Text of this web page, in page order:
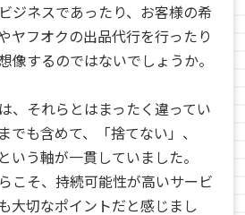
ジネスであったり、お客様の希
ヤフオクの出品代行を行ったり
像するのではないでしょうか。
、それらとはまったく違ってい
でも含めて、「捨てない」、
いう軸が一貫していました。
こそ、持続可能性が高いサービ
大切なポイントだと感じまし